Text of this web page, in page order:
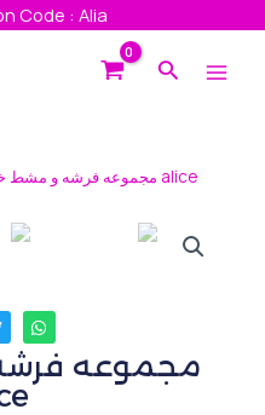
Code : Alia
Search
مجموعه
/ مجموعه فرشه و مشط خشب alice